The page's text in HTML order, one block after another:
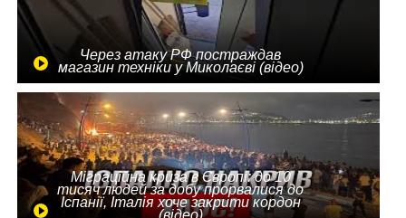
Через атаку РФ постраждав
магазин техніки у Миколаєві (відео)
Міграційна криза в Європі: до 10
тисяч людей за добу прорвалися до
Іспанії, Італія хоче закрити кордон